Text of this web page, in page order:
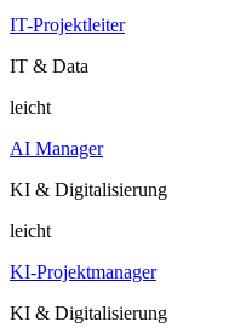
IT-Projektleiter
IT & Data
leicht
AI Manager
KI & Digitalisierung
leicht
KI-Projektmanager
KI & Digitalisierung